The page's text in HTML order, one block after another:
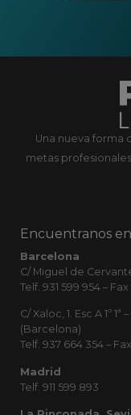
Una nueva forma
metas
Encuentranos
Barcelona
C/ Miguel de
Telf. 931 599 954 –
C/ Xaloc, 1. Esc A 1º
(Barcelona)
Telf. 937 664 354 –
Madrid
Telf. 911 599 893